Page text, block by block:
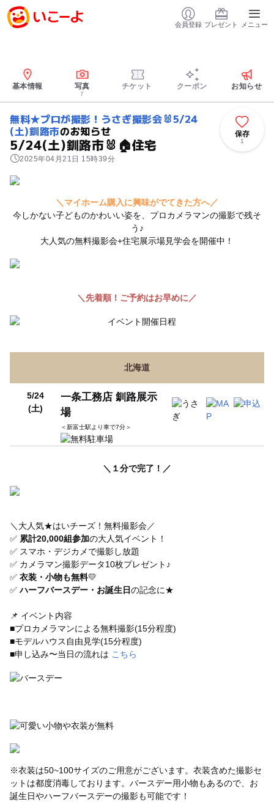
会員登録 プレゼント メニュー
基本情報 写真
7
チケット クーポン お知らせ
無料★プロが撮影！うさぎ撮影会🐰5/24
(土)釧路市のお知らせ
5/24(土)釧路市🐰🏠住宅
2025年04月21日 15時39分
保存
1
＼マイホーム購入に興味がでてきた方へ／
今しかない子どものかわいい姿を、プロカメラマンの撮影で残そ
う♪
大人気の無料撮影会+住宅展示場見学会を開催中！
＼先着順！ご予約はお早めに／
北海道
5/24
(土)
一条工務店 釧路展示
場
＜新富士駅より車で7分＞
＼１分で完了！／
＼大人気★はいチーズ！無料撮影会／
✅ 累計20,000組参加の大人気イベント！
✅ スマホ・デジカメで撮影し放題
✅ カメラマン撮影データ10枚プレゼント♪
✅ 衣装・小物も無料💛
✅ハーフバースデー・お誕生日の記念に★
📌 イベント内容
■プロカメラマンによる無料撮影(15分程度)
■モデルハウス自由見学(15分程度)
■申し込み〜当日の流れは こちら
※衣装は50~100サイズのご用意がございます。衣装含めた撮影セ
ットは都度消毒しております。バースデー用小物もあるので、お
誕生日やハーフバースデーの撮影も可能です！